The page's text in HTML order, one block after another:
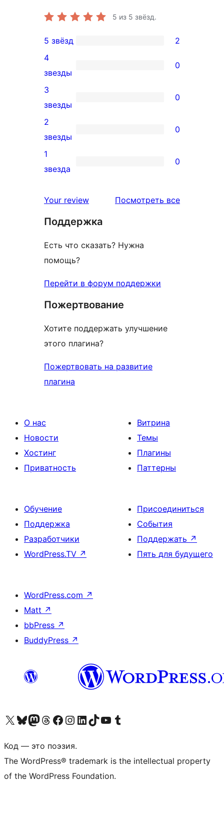
5 из 5 звёзд.
2
5-
звездный
отзыв
5 звёзд 2
0
4-
звездный
отзыв
4
звезды
0
0
3-
звездный
отзыв
3
звезды
0
0
2-
звездный
2
звезды
0
0
звездный
1
звезда
0
Your review Посмотреть всеотзывы
Поддержка
Есть что сказать? Нужна
помощь?
Перейти в форум поддержки
Пожертвование
Хотите поддержать улучшение
этого плагина?
Пожертвовать на развитие
плагина
О нас
Новости
Хостинг
Приватность
Витрина
Темы
Плагины
Паттерны
Обучение
Поддержка
Разработчики
WordPress.TV ↗
Присоединиться
События
Поддержать ↗
Пять для будущего
WordPress.com ↗
Matt ↗
bbPress ↗
BuddyPress ↗
Посетите нас в X (ранее Twitter)
Посетите нашу учётную запись в Bluesky
Посетите нашу ленту в Mastodon
Посетите нашу учётную запись в Threads
Посетите нашу страницу на Facebook
Посетите наш Instagram
Посетите нашу страницу в LinkedIn
Посетите нашу учётную запись в TikTok
Посетите наш канал YouTube
Посетите нашу учётную запись в Tumblr
Код — это поэзия.
The WordPress® trademark is the intellectual property
of the WordPress Foundation.